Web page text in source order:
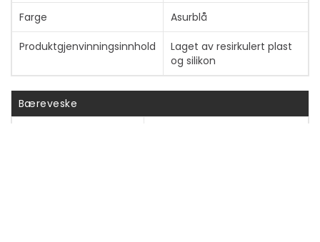
Farge Asurblå
Produktgjenvinningsinnhold
Laget av resirkulert plast
og silikon
Bæreveske